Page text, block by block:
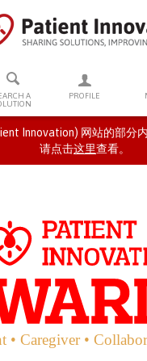
A
PROFILE
PRESS ENTER TO START
Innovation) 网站的部分
请点击这里查看。